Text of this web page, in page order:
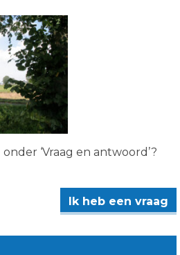
‘Vraag en antwoord’?
Ik heb een vraag